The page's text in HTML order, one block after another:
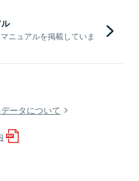
ニュアルを掲載していま
ータについて